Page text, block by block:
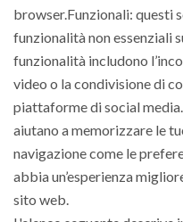
browser.Funzionali: questi
funzionalità non essenziali
funzionalità includono
video o la condivisione di
piattaforme di social
aiutano a memorizzare le
navigazione come le
abbia un’esperienza
sito web.